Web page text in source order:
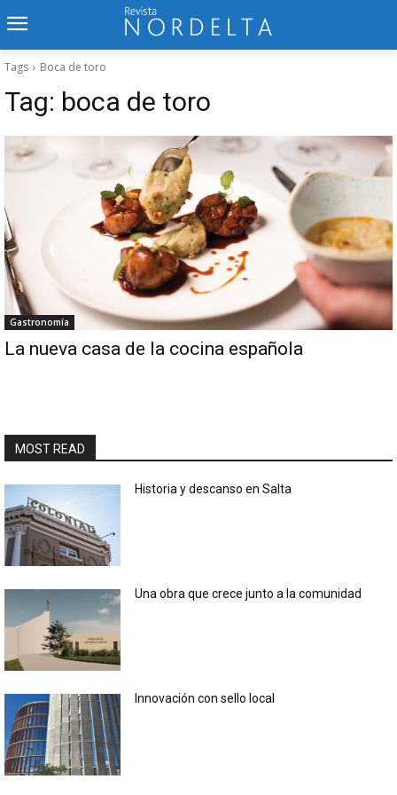
Tags Boca de toro
Tag: boca de toro
Gastronomía
La nueva casa de la cocina española
MOST READ
Historia y descanso en Salta
Una obra que crece junto a la comunidad
Innovación con sello local